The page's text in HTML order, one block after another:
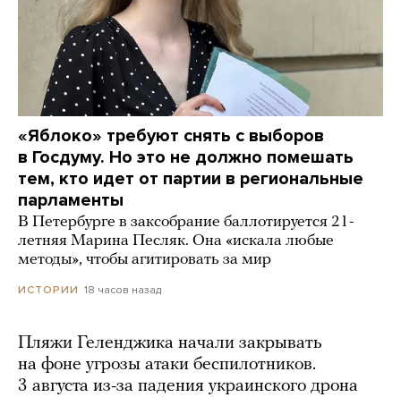
«Яблоко» требуют снять с выборов
в Госдуму. Но это не должно помешать
тем, кто идет от партии в региональные
парламенты
В Петербурге в заксобрание баллотируется 21-
летняя Марина Песляк. Она «искала любые
методы», чтобы агитировать за мир
ИСТОРИИ 18 часов назад
Пляжи Геленджика начали закрывать
на фоне угрозы атаки беспилотников.
3 августа из-за падения украинского дрона